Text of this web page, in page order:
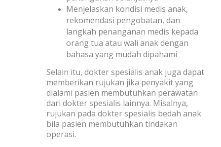
Menjelaskan kondisi medis anak,
rekomendasi pengobatan, dan
langkah penanganan medis kepada
orang tua atau wali anak dengan
bahasa yang mudah dipahami
Selain itu, dokter spesialis anak juga dapat
memberikan rujukan jika penyakit yang
dialami pasien membutuhkan perawatan
dari dokter spesialis lainnya. Misalnya,
rujukan pada dokter spesialis bedah anak
bila pasien membutuhkan tindakan
operasi.